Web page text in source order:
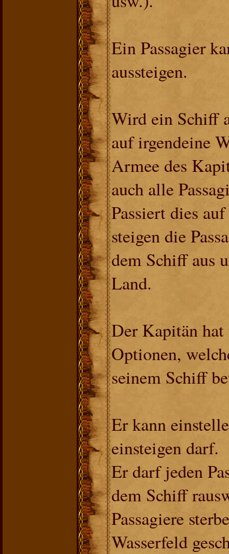
Ein Passagier
aussteigen.
Wird ein Schiff
auf irgendeine
Armee des
auch alle
Passiert dies
steigen die
dem Schiff aus
Land.
Der Kapitän
Optionen,
seinem Schiff
Er kann
einsteigen darf.
Er darf jeden
dem Schiff
Passagiere
Wasserfeld